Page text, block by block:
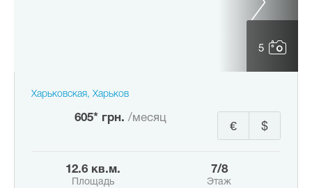
5
Харьковская, Харьков
605* грн. /месяц
$
€
12.6 кв.м.
Площадь
7/8
Этаж